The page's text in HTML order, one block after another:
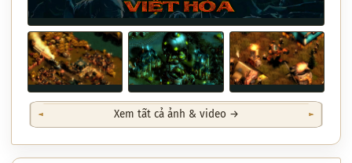
Xem tất cả ảnh & video →